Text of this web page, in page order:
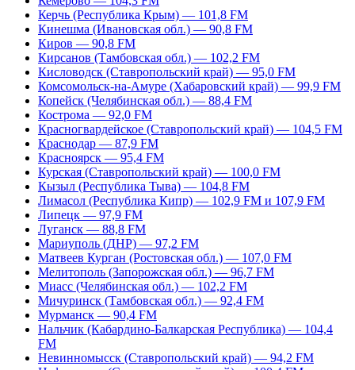
Керчь (Республика Крым) — 101,8 FM
Кинешма (Ивановская обл.) — 90,8 FM
Киров — 90,8 FM
Кирсанов (Тамбовская обл.) — 102,2 FM
Кисловодск (Ставропольский край) — 95,0 FM
Комсомольск-на-Амуре (Хабаровский край) — 99,9 FM
Копейск (Челябинская обл.) — 88,4 FM
Кострома — 92,0 FM
Красногвардейское (Ставропольский край) — 104,5 FM
Краснодар — 87,9 FM
Красноярск — 95,4 FM
Курская (Ставропольский край) — 100,0 FM
Кызыл (Республика Тыва) — 104,8 FM
Лимасол (Республика Кипр) — 102,9 FM и 107,9 FM
Липецк — 97,9 FM
Луганск — 88,8 FM
Мариуполь (ДНР) — 97,2 FM
Матвеев Курган (Ростовская обл.) — 107,0 FM
Мелитополь (Запорожская обл.) — 96,7 FM
Миасс (Челябинская обл.) — 102,2 FM
Мичуринск (Тамбовская обл.) — 92,4 FM
Мурманск — 90,4 FM
Нальчик (Кабардино-Балкарская Республика) — 104,4
FM
Невинномысск (Ставропольский край) — 94,2 FM